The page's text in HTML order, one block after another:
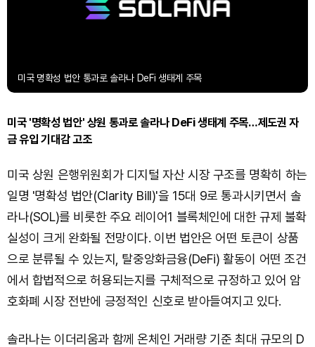
미국 명확성 법안 통과로 솔라나 DeFi 생태계 주목
미국 '명확성 법안' 상원 통과로 솔라나 DeFi 생태계 주목…제도권 자
금 유입 기대감 고조
미국 상원 은행위원회가 디지털 자산 시장 구조를 명확히 하는
일명 '명확성 법안(Clarity Bill)'을 15대 9로 통과시키면서 솔
라나(SOL)를 비롯한 주요 레이어1 블록체인에 대한 규제 불확
실성이 크게 완화될 전망이다. 이번 법안은 어떤 토큰이 상품
으로 분류될 수 있는지, 탈중앙화금융(DeFi) 활동이 어떤 조건
에서 합법적으로 허용되는지를 구체적으로 규정하고 있어 암
호화폐 시장 전반에 긍정적인 신호로 받아들여지고 있다.
솔라나는 이더리움과 함께 온체인 거래량 기준 최대 규모의 D